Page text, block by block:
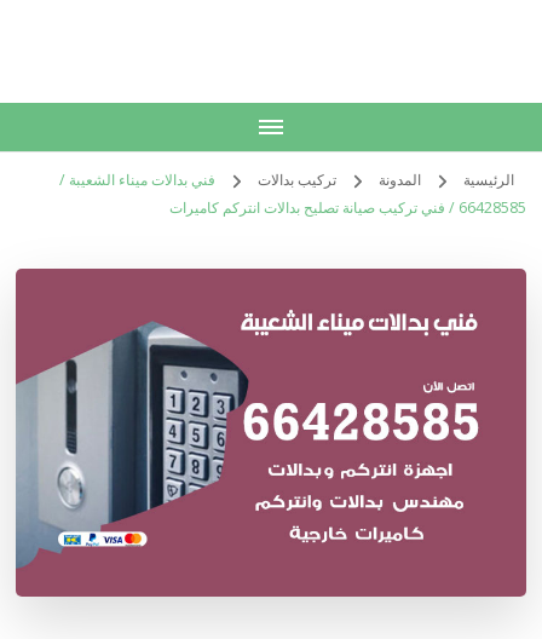
الرئيسية المدونة تركيب بدالات
فني بدالات ميناء الشعيبة /
66428585 / فني تركيب صيانة تصليح بدالات انتركم كاميرات